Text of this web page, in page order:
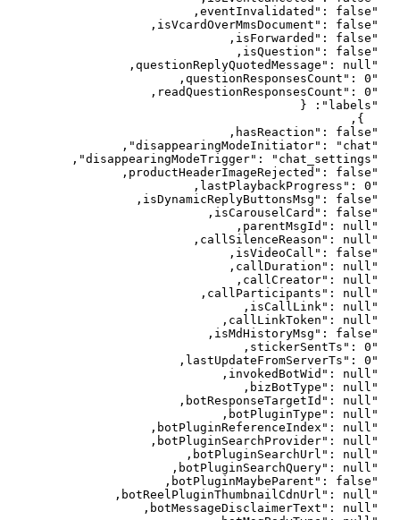
"
eventInvalidated " : false
,
"
isVcardOverMmsDocument " : false
,
"
isForwarded " : false
,
"
isQuestion " : false
,
"
questionReplyQuotedMessage " : null
,
"
questionResponsesCount " : 0
,
"
readQuestionResponsesCount " : 0
,
"
labels
"
:
{
}
,
"
hasReaction " : false
,
"
disappearingModeInitiator" : " chat
"
,
"
disappearingModeTrigger" : " chat_settings
"
,
"
productHeaderImageRejected " : false
,
"
lastPlaybackProgress " : 0
,
"
isDynamicReplyButtonsMsg " : false
,
"
isCarouselCard " : false
,
"
parentMsgId " : null
,
"
callSilenceReason " : null
,
"
isVideoCall " : false
,
"
callDuration " : null
,
"
callCreator" : null
,
"
callParticipants " : null
,
"
isCallLink " : null
,
"
callLinkToken " : null
,
"
isMdHistoryMsg " : false
,
"
stickerSentTs " : 0
,
"
lastUpdateFromServerTs " : 0
,
"
invokedBotWid " : null
,
"
bizBotType " : null
,
"
botResponseTargetId " : null
,
"
botPluginType " : null
,
"
botPluginReferenceIndex " : null
,
"
botPluginSearchProvider" : null
,
"
botPluginSearchUrl " : null
,
"
botPluginSearchQuery" : null
,
"
botPluginMaybeParent " : false
,
"
botReelPluginThumbnailCdnUrl " : null
,
"
botMessageDisclaimerText " : null
,